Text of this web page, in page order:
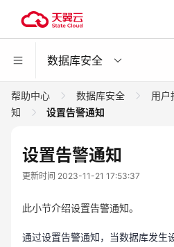
数据库安全
帮助中心 数据库安全 用户
知
设置告警通知
设置告警通知
更新时间 2023-11-21 17:53:37
此小节介绍设置告警通知。
通过设置告警通知，当数据库发生